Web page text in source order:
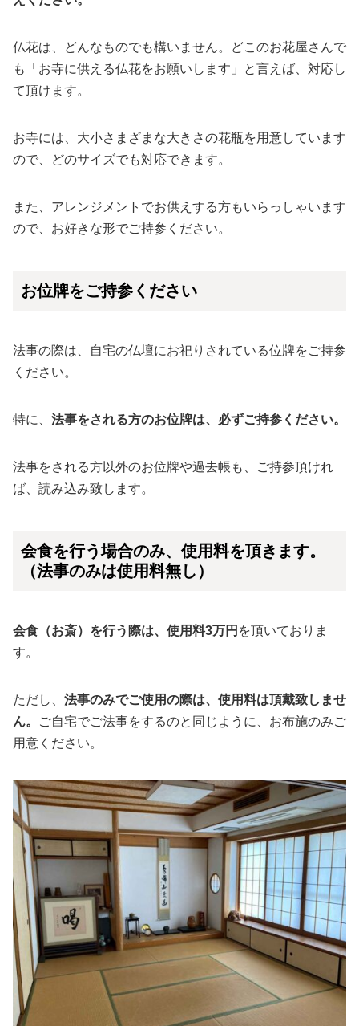
仏花は、どんなものでも構いません。どこのお花屋さんで
も「お寺に供える仏花をお願いします」と言えば、対応し
て頂けます。
お寺には、大小さまざまな大きさの花瓶を用意しています
ので、どのサイズでも対応できます。
また、アレンジメントでお供えする方もいらっしゃいます
ので、お好きな形でご持参ください。
お位牌をご持参ください
法事の際は、自宅の仏壇にお祀りされている位牌をご持参
ください。
特に、 法事をされる方のお位牌は、必ずご持参ください。
法事をされる方以外のお位牌や過去帳も、ご持参頂けれ
ば、読み込み致します。
会食を行う場合のみ、使用料を頂きます。
（法事のみは使用料無し）
会食（お斎）を行う際は、使用料3万円 を頂いておりま
す。
ただし、 法事のみでご使用の際は、使用料は頂戴致しませ
ん。
ご自宅でご法事をするのと同じように、お布施のみご
用意ください。